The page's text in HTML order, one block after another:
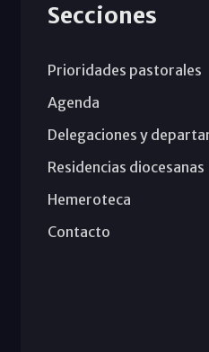
Secciones
Prioridades pastorales
Agenda
Delegaciones y
Residencias diocesanas
Hemeroteca
Contacto